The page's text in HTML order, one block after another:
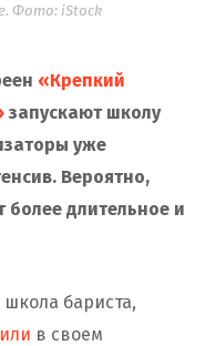
Фото: iStock
«Крепкий
запускают школу
уже
Вероятно,
длительное и
бариста,
в своем